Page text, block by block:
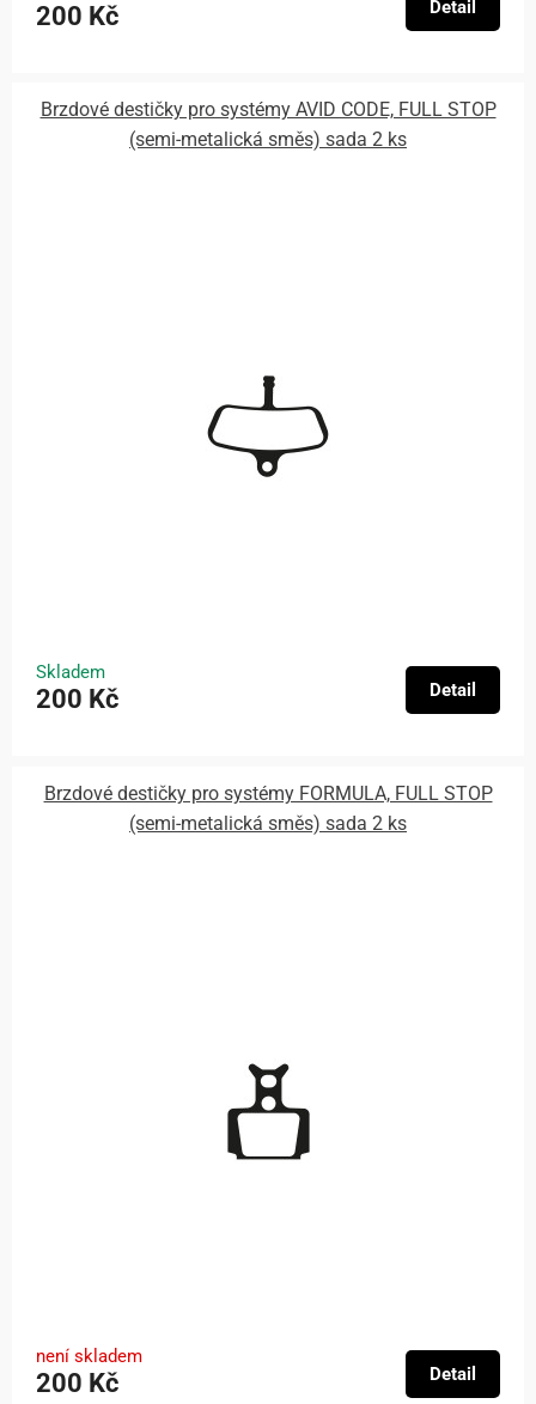
200 Kč Detail
Brzdové destičky pro systémy AVID CODE, FULL STOP
(semi-metalická směs) sada 2 ks
Skladem
200 Kč Detail
Brzdové destičky pro systémy FORMULA, FULL STOP
(semi-metalická směs) sada 2 ks
není skladem
200 Kč Detail